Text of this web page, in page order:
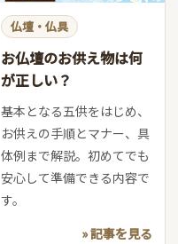
仏壇・仏具
お仏壇のお供え物は何
が正しい？
基本となる五供をはじめ、
お供えの手順とマナー、具
体例まで解説。初めてでも
安心して準備できる内容で
す。
» 記事を見る